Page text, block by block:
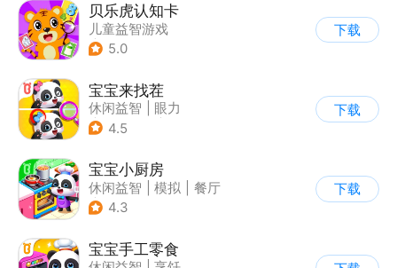
贝乐虎认知卡
儿童益智游戏
| 知识问答
5.0
下载
宝宝来找茬
休闲益智
眼力
| 宝宝巴士
4.5
下载
宝宝小厨房
休闲益智 模拟
餐厅
| 宝宝巴士
4.3
下载
宝宝手工零食